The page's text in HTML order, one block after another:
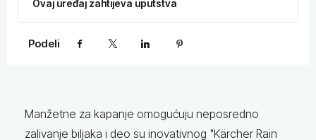
Ovaj uređaj zahtijeva uputstva
Podeli Facebook LinkedIn
Manžetne za kapanje omogućuju neposredno
zalivanje biljaka i deo su inovativnog "Kärcher Rain